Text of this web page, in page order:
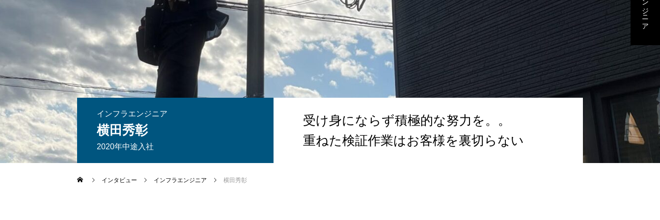
インフラエンジニア
横田秀彰
2020年中途入社
受け身にならず積極的な努力を。。
重ねた検証作業はお客様を裏切らない
インタビュー インフラエンジニア 横田秀彰